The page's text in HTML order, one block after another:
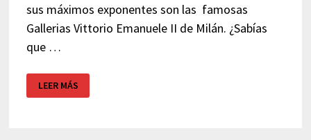
sus máximos exponentes son las famosas
Gallerias Vittorio Emanuele II de Milán. ¿Sabías
que …
DE
LUJO
LEER MÁS